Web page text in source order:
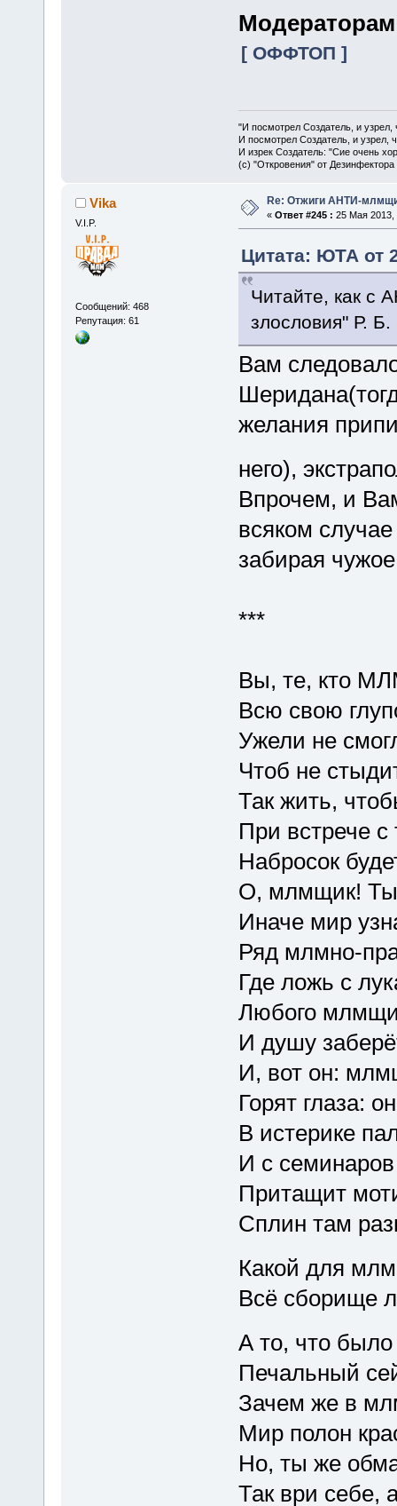
[ ОФФТОП ]
"И посмотрел Создатель, и
И посмотрел Создатель, и узрел,
И изрек Создатель: "Сие очень
(с) "Откровения" от Дезинфектора
Vika
V.I.P.
Сообщений: 468
Репутация: 61
Re: Отжиги АНТИ-
« Ответ #245 : 25 Мая 2013,
Цитата: ЮТА от
Читайте, как с
злословия" Р.
Вам
желания
него),
Впрочем, и
всяком
забирая
***
Вы, те, кто
Всю свою
Ужели не
Чтоб не
Так жить,
При встрече с
Набросок
О, млмщик! Ты
Иначе мир
Ряд млмно-
Где ложь с
Любого
И душу
И, вот он:
Горят глаза:
В истерике
И с
Притащит
Сплин там
Какой для
Всё сборище
А то, что было
Печальный
Зачем же в
Мир полон
Но, ты же
Так ври себе,